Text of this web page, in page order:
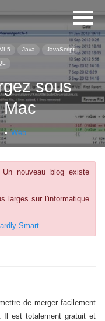
Java JavaScript
sous
Mac
Web
nouveau blog existe
larges sur l'informatique
Smart
de merger facilement
Il est totalement gratuit et